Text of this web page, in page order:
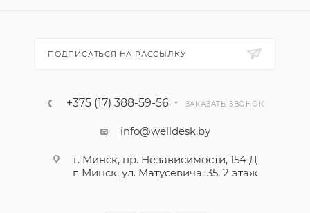
ПОДПИСАТЬСЯ НА РАССЫЛКУ
+375 (17) 388-59-56 ЗАКАЗАТЬ ЗВОНОК
info@welldesk.by
г. Минск, пр. Независимости, 154 Д
г. Минск, ул. Матусевича, 35, 2 этаж